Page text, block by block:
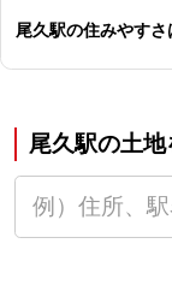
尾久駅の住みやす
尾久駅の土